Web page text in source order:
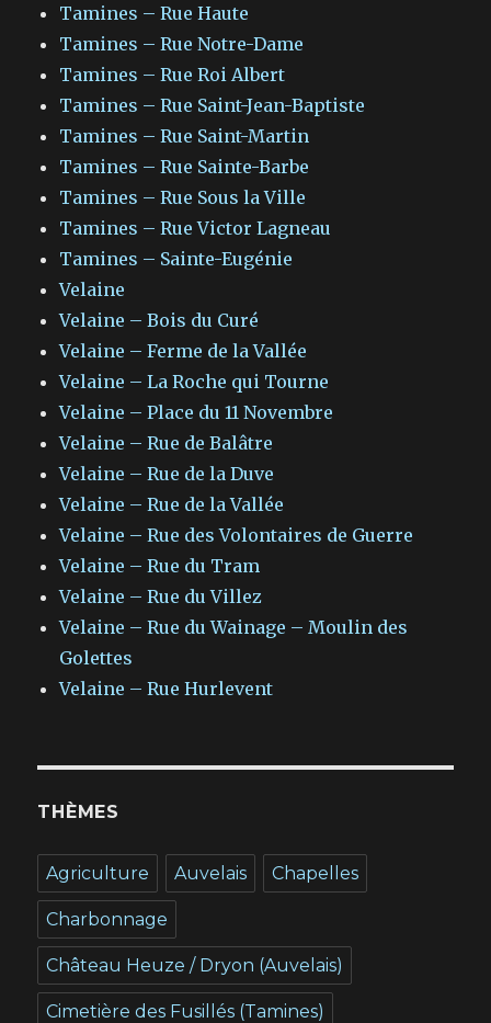
Tamines – Rue Haute
Tamines – Rue Notre-Dame
Tamines – Rue Roi Albert
Tamines – Rue Saint-Jean-Baptiste
Tamines – Rue Saint-Martin
Tamines – Rue Sainte-Barbe
Tamines – Rue Sous la Ville
Tamines – Rue Victor Lagneau
Tamines – Sainte-Eugénie
Velaine
Velaine – Bois du Curé
Velaine – Ferme de la Vallée
Velaine – La Roche qui Tourne
Velaine – Place du 11 Novembre
Velaine – Rue de Balâtre
Velaine – Rue de la Duve
Velaine – Rue de la Vallée
Velaine – Rue des Volontaires de Guerre
Velaine – Rue du Tram
Velaine – Rue du Villez
Velaine – Rue du Wainage – Moulin des
Golettes
Velaine – Rue Hurlevent
THÈMES
Agriculture Auvelais Chapelles
Charbonnage
Château Heuze / Dryon (Auvelais)
Cimetière des Fusillés (Tamines)